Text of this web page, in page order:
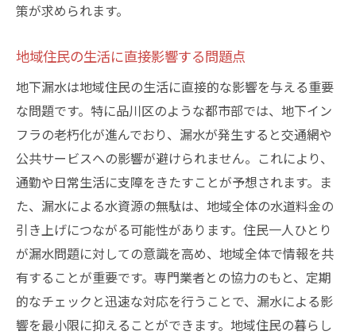
策が求められます。
地域住民の生活に直接影響する問題点
地下漏水は地域住民の生活に直接的な影響を与える重要
な問題です。特に品川区のような都市部では、地下イン
フラの老朽化が進んでおり、漏水が発生すると交通網や
公共サービスへの影響が避けられません。これにより、
通勤や日常生活に支障をきたすことが予想されます。ま
た、漏水による水資源の無駄は、地域全体の水道料金の
引き上げにつながる可能性があります。住民一人ひとり
が漏水問題に対しての意識を高め、地域全体で情報を共
有することが重要です。専門業者との協力のもと、定期
的なチェックと迅速な対応を行うことで、漏水による影
響を最小限に抑えることができます。地域住民の暮らし